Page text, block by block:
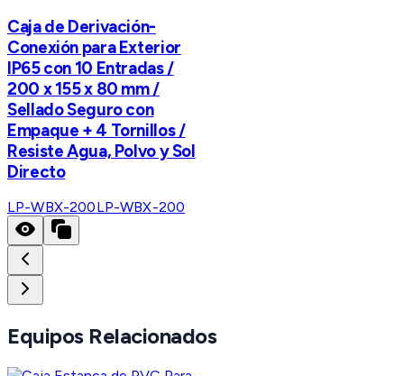
Caja de Derivación-
Conexión para Exterior
IP65 con 10 Entradas /
200 x 155 x 80 mm /
Sellado Seguro con
Empaque + 4 Tornillos /
Resiste Agua, Polvo y Sol
Directo
LP-WBX-200LP-WBX-200
Equipos Relacionados